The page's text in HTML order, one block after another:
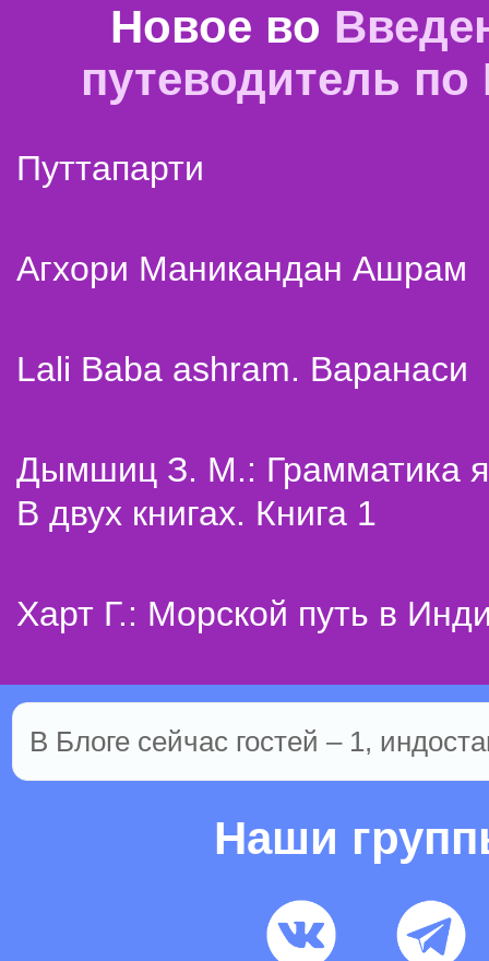
Новое во
путеводитель
Путтапарти
Агхори Маникандан Ашрам
Lali Baba ashram. Варанаси
Дымшиц З. М.: Грамматика
В двух книгах. Книга 1
Харт Г.: Морской путь в
В Блоге сейчас гостей – 1,
Наши